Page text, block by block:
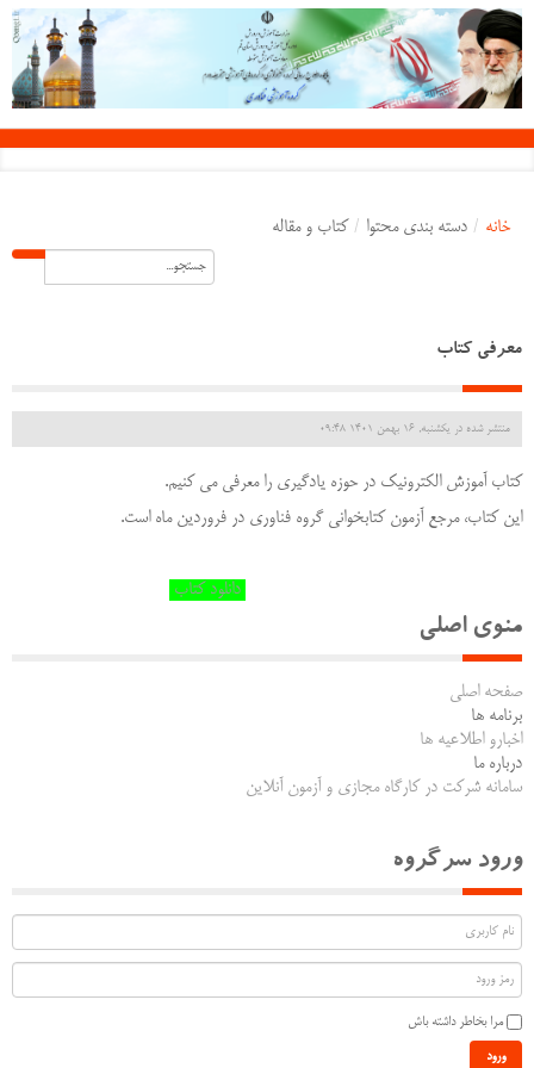
خانه / دسته بندی محتوا / کتاب و مقاله
معرفی کتاب
منتشر شده در یکشنبه, 16 بهمن 1401 09:48
کتاب آموزش الکترونیک در حوزه یادگیری را معرفی می کنیم.
این کتاب، مرجع آزمون کتابخوانی گروه فناوری در فروردین ماه است.
دانلود کتاب
منوی اصلی
صفحه اصلی
برنامه ها
اخبارو اطلاعیه ها
درباره ما
سامانه شرکت در کارگاه مجازی و آزمون آنلاین
ورود سرگروه
مرا بخاطر داشته باش
ورود